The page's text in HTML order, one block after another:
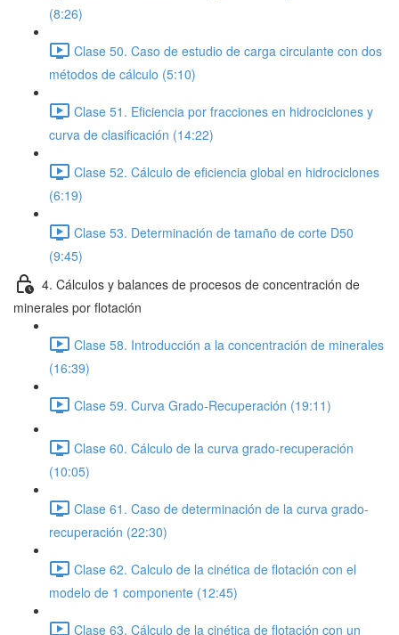
(8:26)
Clase 50. Caso de estudio de carga circulante con dos
métodos de cálculo (5:10)
Clase 51. Eficiencia por fracciones en hidrociclones y
curva de clasificación (14:22)
Clase 52. Cálculo de eficiencia global en hidrociclones
(6:19)
Clase 53. Determinación de tamaño de corte D50
(9:45)
4. Cálculos y balances de procesos de concentración de
minerales por flotación
Clase 58. Introducción a la concentración de minerales
(16:39)
Clase 59. Curva Grado-Recuperación (19:11)
Clase 60. Cálculo de la curva grado-recuperación
(10:05)
Clase 61. Caso de determinación de la curva grado-
recuperación (22:30)
Clase 62. Calculo de la cinética de flotación con el
modelo de 1 componente (12:45)
Clase 63. Cálculo de la cinética de flotación con un